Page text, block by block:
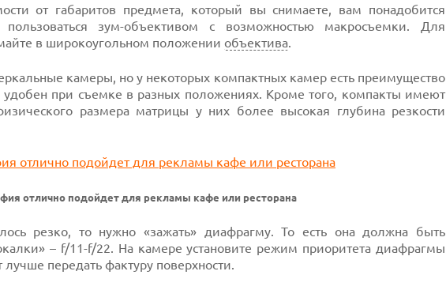
от габаритов предмета, который вы снимаете, вам понадобится
зум-объективом с возможностью макросъемки. Для
в широкоугольном положении объектива.
камеры, но у некоторых компактных камер есть преимущество
удобен при съемке в разных положениях. Кроме того, компакты имеют
размера матрицы у них более высокая глубина резкости
отлично подойдет для рекламы кафе или ресторана
резко, то нужно «зажать» диафрагму. То есть она должна быть
– f/11-f/22. На камере установите режим приоритета диафрагмы
передать фактуру поверхности.